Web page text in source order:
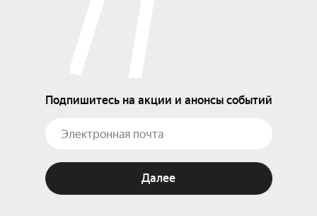
Подпишитесь на акции и анонсы событий
Далее